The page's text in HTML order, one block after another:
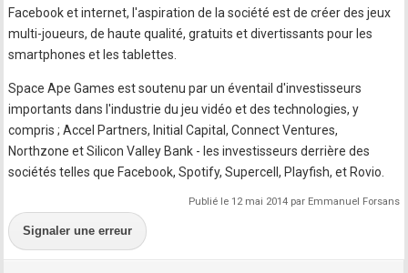
Facebook et internet, l'aspiration de la société est de créer des jeux
multi-joueurs, de haute qualité, gratuits et divertissants pour les
smartphones et les tablettes.
Space Ape Games est soutenu par un éventail d'investisseurs
importants dans l'industrie du jeu vidéo et des technologies, y
compris ; Accel Partners, Initial Capital, Connect Ventures,
Northzone et Silicon Valley Bank - les investisseurs derrière des
sociétés telles que Facebook, Spotify, Supercell, Playfish, et Rovio.
Publié le 12 mai 2014 par Emmanuel Forsans
Signaler une erreur